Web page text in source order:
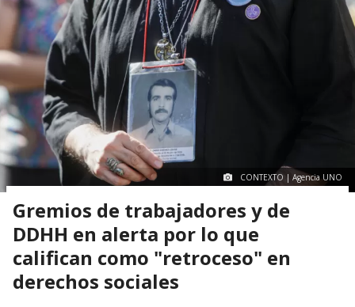
CONTEXTO | Agencia UNO
Gremios de trabajadores y de
DDHH en alerta por lo que
califican como "retroceso" en
derechos sociales